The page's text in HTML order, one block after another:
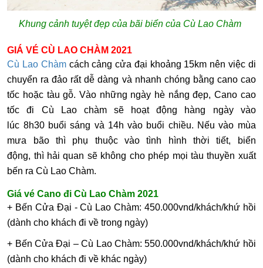
Khung cảnh tuyệt đẹp của bãi biển của Cù Lao Chàm
GIÁ VÉ CÙ LAO CHÀM 2021
Cù Lao Chàmcách cảng cửa đại khoảng 15km nên việc di
chuyển ra đảo rất dễ dàng và nhanh chóng bằng cano cao
tốc hoặc tàu gỗ. Vào những ngày hè nắng đẹp, Cano cao
tốc đi Cù Lao chàm sẽ hoạt động hàng ngày vào
lúc 8h30 buổi sáng và 14h vào buổi chiều. Nếu vào mùa
mưa bão thì phụ thuộc vào tình hình thời tiết, biển
động, thì hải quan sẽ không cho phép mọi tàu thuyền xuất
bến ra Cù Lao Chàm.
Giá vé Cano đi Cù Lao Chàm 2021
+ Bến Cửa Đại - Cù Lao Chàm: 450.000vnd/khách/khứ hồi
(dành cho khách đi về trong ngày)
+ Bến Cửa Đại – Cù Lao Chàm: 550.000vnd/khách/khứ hồi
(dành cho khách đi về khác ngày)